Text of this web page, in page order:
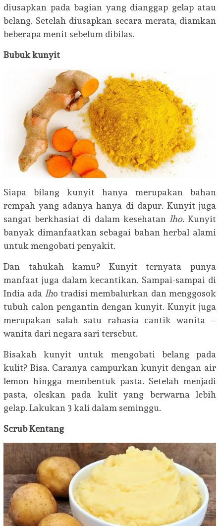
diusapkan pada bagian yang dianggap gelap atau
belang. Setelah diusapkan secara merata, diamkan
beberapa menit sebelum dibilas.
Bubuk kunyit
Siapa bilang kunyit hanya merupakan bahan
rempah yang adanya hanya di dapur. Kunyit juga
sangat berkhasiat di dalam kesehatan lho.Kunyit
banyak dimanfaatkan sebagai bahan herbal alami
untuk mengobati penyakit.
Dan tahukah kamu? Kunyit ternyata punya
manfaat juga dalam kecantikan. Sampai-sampai di
India ada lho tradisi membalurkan dan menggosok
tubuh calon pengantin dengan kunyit. Kunyit juga
merupakan salah satu rahasia cantik wanita –
wanita dari negara sari tersebut.
Bisakah kunyit untuk mengobati belang pada
kulit? Bisa. Caranya campurkan kunyit dengan air
lemon hingga membentuk pasta. Setelah menjadi
pasta, oleskan pada kulit yang berwarna lebih
gelap. Lakukan 3 kali dalam seminggu.
Scrub Kentang